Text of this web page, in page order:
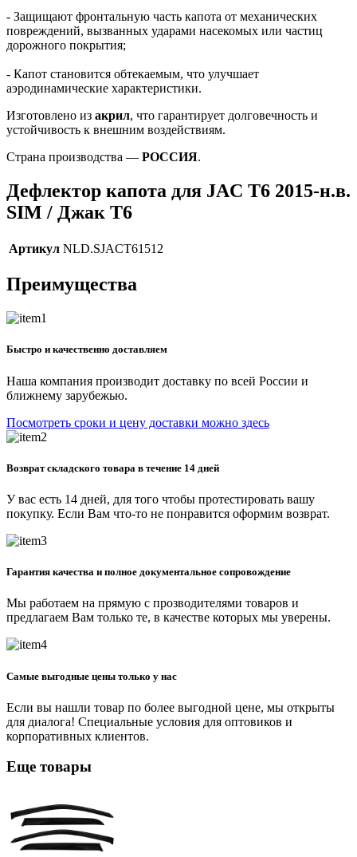
- Защищают фронтальную часть капота от механических
повреждений, вызванных ударами насекомых или частиц
дорожного покрытия;
- Капот становится обтекаемым, что улучшает
аэродинамические характеристики.
Изготовлено из акрил, что гарантирует долговечность и
устойчивость к внешним воздействиям.
Страна производства — РОССИЯ.
Дефлектор капота для JAC T6 2015-н.в.
SIM / Джак Т6
Артикул NLD.SJACT61512
Преимущества
Быстро и качественно доставляем
Наша компания производит доставку по всей России и
ближнему зарубежью.
Посмотреть сроки и цену доставки можно здесь
Возврат складского товара в течение 14 дней
У вас есть 14 дней, для того чтобы протестировать вашу
покупку. Если Вам что-то не понравится оформим возврат.
Гарантия качества и полное документальное сопровождение
Мы работаем на прямую с прозводителями товаров и
предлагаем Вам только те, в качестве которых мы уверены.
Самые выгодные цены только у нас
Если вы нашли товар по более выгодной цене, мы открыты
для диалога! Специальные условия для оптовиков и
корпоративных клиентов.
Еще товары